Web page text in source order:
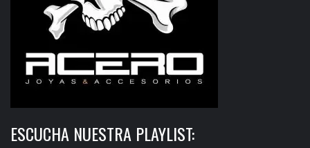
ESCUCHA NUESTRA PLAYLIST: